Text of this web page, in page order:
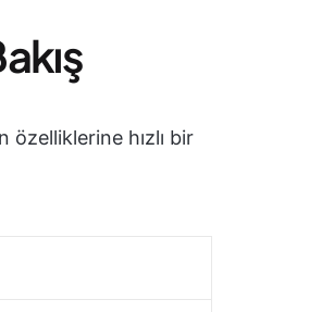
hızlı bir